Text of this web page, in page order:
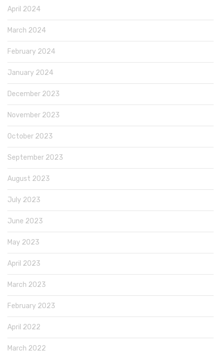
April 2024
March 2024
February 2024
January 2024
December 2023
November 2023
October 2023
September 2023
August 2023
July 2023
June 2023
May 2023
April 2023
March 2023
February 2023
April 2022
March 2022